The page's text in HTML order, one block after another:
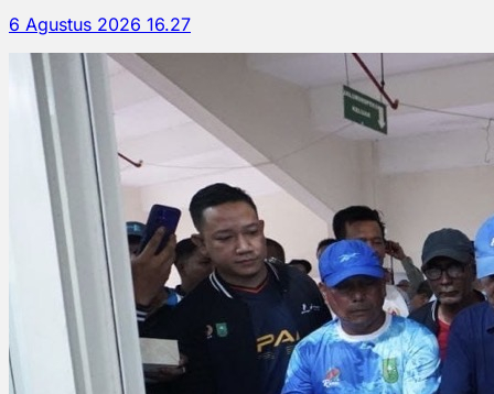
6 Agustus 2026 16.27